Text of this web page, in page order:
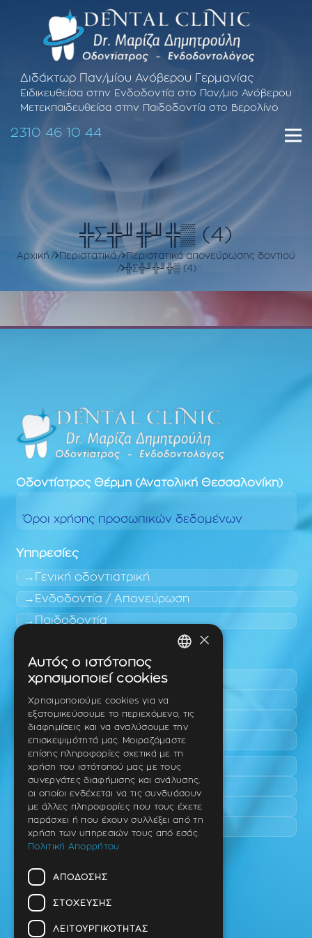
Διδάκτωρ Παν/μίου Ανόβερου Γερμανίας
Ειδικευθείσα στην Ενδοδοντία στο Παν/μιο Ανόβερου
Μετεκπαιδευθείσα στην Παιδοδοντία στο Βερολίνο
2310 46 10 44
╬Σ╬╜╬╜╬▒ (4)
Αρχική Περιστατικά
Περιστατικά απονεύρωσης δοντιού
╬Σ╬╜╬╜╬▒ (4)
Οδοντίατρος Θέρμη (Ανατολική Θεσσαλονίκη)
Όροι χρήσης προσωπικών δεδομένων
Υπηρεσίες
Γενική οδοντιατρική
Ενδοδοντία / Απονεύρωση
Παιδοδοντία
Πυλαία
Τριάδι
Νέο Ρύσιο
Επανομή
Περαία
Καλαμαριά
Πανόραμα
Χαριλάου
Ταβάκη – Θ. Λίτσα 10 (γωνία),
Θέρμη – Θεσσαλονίκη
T.K 57001
×
Αυτός ο ιστότοπος
χρησιμοποιεί cookies
Χρησιμοποιούμε cookies για να
εξατομικεύσουμε το περιεχόμενο, τις
διαφημίσεις και να αναλύσουμε την
επισκεψιμότητά μας. Μοιραζόμαστε
επίσης πληροφορίες σχετικά με τη
χρήση του ιστότοπού μας με τους
συνεργάτες διαφήμισης και ανάλυσης,
οι οποίοι ενδέχεται να τις συνδυάσουν
με άλλες πληροφορίες που τους έχετε
παράσχει ή που έχουν συλλέξει από τη
χρήση των υπηρεσιών τους από εσάς.
Πολιτική Απορρήτου
ΑΠΌΔΟΣΗΣ
ΣΤΌΧΕΥΣΗΣ
ΛΕΙΤΟΥΡΓΙΚΌΤΗΤΑΣ